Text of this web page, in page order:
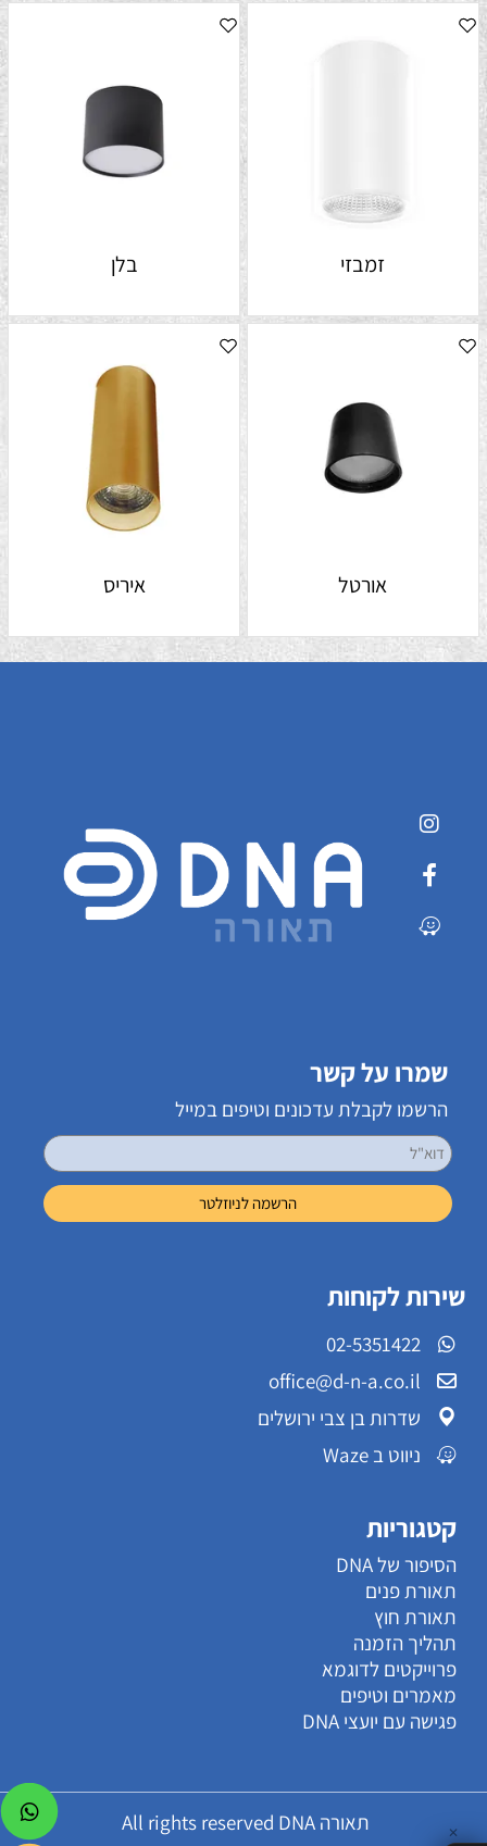
זמבזי בלן
אורטל איריס
שמרו על קשר
הרשמו לקבלת עדכונים וטיפים במייל
שירות לקוחות
02-5351422
office@d-n-a.co.il
שדרות בן צבי ירושלים
ניווט ב Waze
קטגוריות
הסיפור של DNA
תאורת פנים
תאורת חוץ
תהליך הזמנה
פרוייקטים לדוגמא
מאמרים וטיפים
פגישה עם יועצי DNA
תאורה All rights reserved DNA ✕